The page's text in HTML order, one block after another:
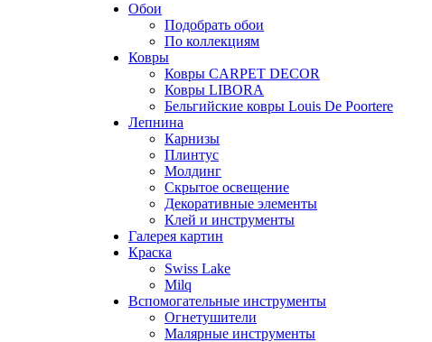
Обои
Подобрать обои
По коллекциям
Ковры
Ковры CARPET DECOR
Ковры LIBORA
Бельгийские ковры Louis De Poortere
Лепнина
Карнизы
Плинтус
Молдинг
Скрытое освещение
Декоративные элементы
Клей и инструменты
Галерея картин
Краска
Swiss Lake
Milq
Вспомогательные инструменты
Огнетушители
Малярные инструменты